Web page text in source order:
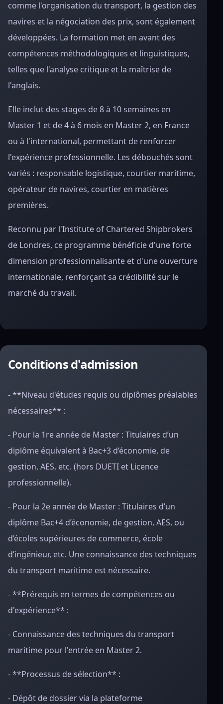
comme l'organisation du transport, la gestion des
navires et la négociation des prix, sont également
développées. La formation met en avant des
compétences méthodologiques et linguistiques,
telles que l'analyse critique et la maîtrise de
l'anglais.
Elle inclut des stages de 8 à 10 semaines en
Master 1 et de 4 à 6 mois en Master 2, en France
ou à l'international, permettant de renforcer
l'expérience professionnelle. Les débouchés sont
variés : responsable logistique, courtier maritime,
opérateur de navires, courtier en matières
premières.
Reconnu par l'Institute of Chartered Shipbrokers
de Londres, ce programme bénéficie d'une forte
dimension professionnalisante et d'une ouverture
internationale, renforçant sa crédibilité sur le
marché du travail.
Conditions d'admission
- **Niveau d'études requis ou diplômes préalables
nécessaires** :
- Pour la 1re année de Master : Titulaires d’un
diplôme équivalent à Bac+3 d’économie, de
gestion, AES, etc. (hors DUETI et Licence
professionnelle).
- Pour la 2e année de Master : Titulaires d’un
diplôme Bac+4 d’économie, de gestion, AES, ou
d’écoles supérieures de commerce, école
d’ingénieur, etc. Une connaissance des techniques
du transport maritime est nécessaire.
- **Prérequis en termes de compétences ou
d'expérience** :
- Connaissance des techniques du transport
maritime pour l'entrée en Master 2.
- **Processus de sélection** :
- Dépôt de dossier via la plateforme